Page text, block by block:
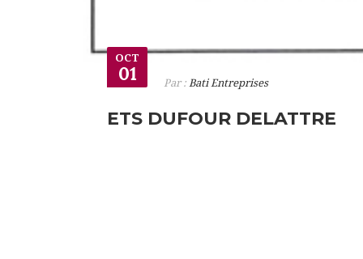
OCT
01 Par : Bati Entreprises
ETS DUFOUR DELATTRE